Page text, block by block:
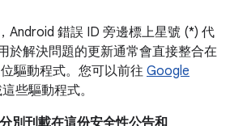
Android 錯誤 ID 旁邊標上星號 (*) 代
於解決問題的更新通常會直接整合在
驅動程式。您可以前往 Google
些驅動程式。
別刊載在這份安全性公告和